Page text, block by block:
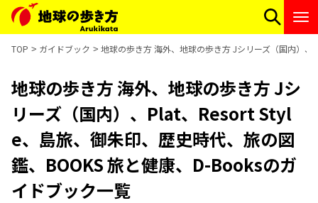
TOP ガイドブック 地球の歩き方 海外、地球の歩き方 Jシリーズ（国内）
地球の歩き方 海外、地球の歩き方 Jシ
リーズ（国内）、Plat、Resort Styl
e、島旅、御朱印、歴史時代、旅の図
鑑、BOOKS 旅と健康、D-Booksのガ
イドブック一覧